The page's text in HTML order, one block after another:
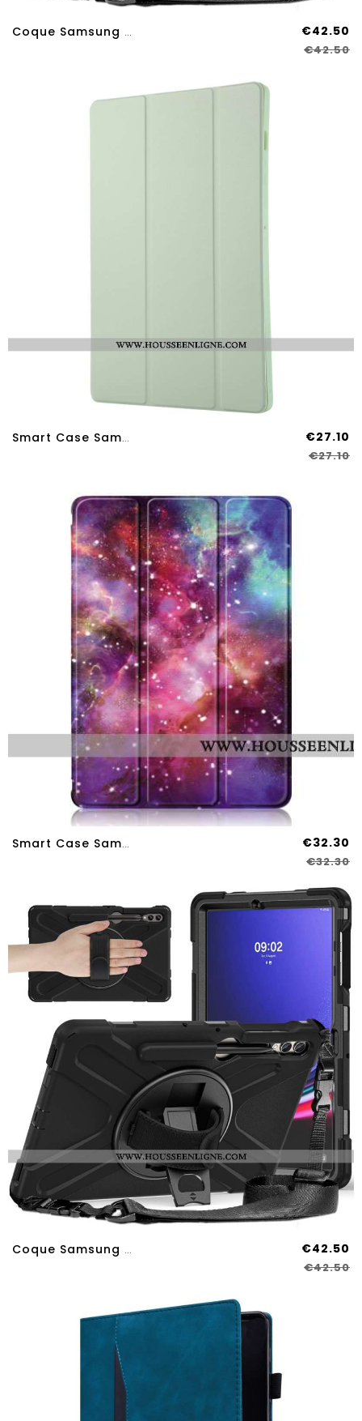
Coque Samsung Galaxy Tab S9 FE Plus/S9 Plus/S8 Plus/S7 Plus/S7 FE Ultra Résistante Support Et Bandou €42.50
€42.50
Smart Case Samsung Galaxy Tab S9 Plus / S9 FE Plus Monochrome €27.10
€27.10
Smart Case Samsung Galaxy Tab S9 Plus Dos Transparent Galaxie €32.30
€32.30
Coque Samsung Galaxy Tab S9 FE Plus / S9 Plus / S8 Plus / S7 Plus / S7 FE T730 T735 T736B T736N Sang €42.50
€42.50